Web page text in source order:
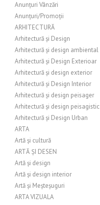
Anunțuri Vânzări
Anunțuri/Promoții
ARHITECTURĂ
Arhitectură și Design
Arhitectură și design ambiental
Arhitectură și Design Exterioar
Arhitectură și design exterior
Arhitectură și Design Interior
Arhitectură și design peisager
Arhitectură și design peisagistic
Arhitectură și Design Urban
ARTA
Artă și cultură
ARTĂ ȘI DESEN
Artă și design
Artă și design interior
Artă și Meșteșuguri
ARTA VIZUALA